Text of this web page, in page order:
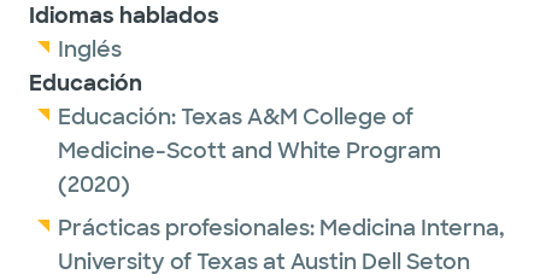
Idiomas hablados
Inglés
Educación
Educación:Texas A&M College of
Medicine-Scott and White Program
(2020)
Prácticas profesionales: Medicina Interna,
University of Texas at Austin Dell Seton